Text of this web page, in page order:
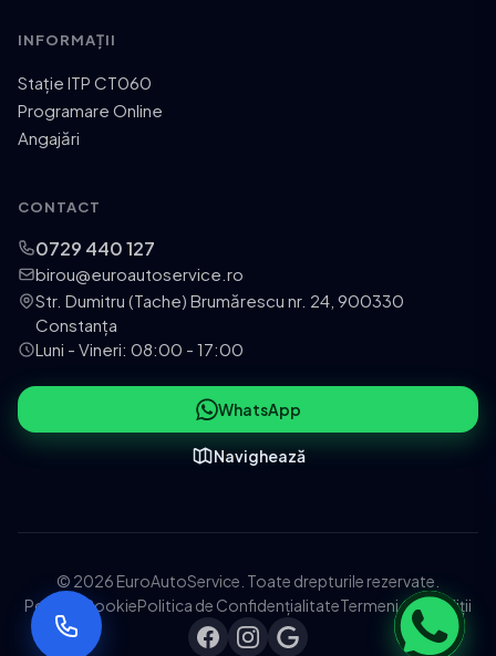
INFORMAȚII
Stație ITP CT060
Programare Online
Angajări
CONTACT
0729 440 127
birou@euroautoservice.ro
Str. Dumitru (Tache) Brumărescu nr. 24, 900330
Constanța
Luni - Vineri: 08:00 - 17:00
WhatsApp
Navighează
© 2026 EuroAutoService. Toate drepturile rezervate.
Politica CookiePolitica de ConfidențialitateTermeni și Condiții